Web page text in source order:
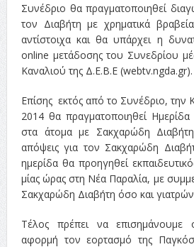
Συνέδριο θα πραγματοποιηθεί
τον Διαβήτη με χρηματικά
αντίστοιχα και θα υπάρχει η
online μετάδοσης του Συνεδρίου
Καναλιού της Δ.Ε.Β.Ε (webtv.ngda.gr).
Επίσης εκτός από το Συνέδριο, την
2014 θα πραγματοποιηθεί
στα άτομα με Σακχαρώδη
απόψεις για τον Σακχαρώδη
ημερίδα θα προηγηθεί
μίας ώρας στη Νέα Παραλία, με
Σακχαρώδη Διαβήτη όσο και
Τέλος πρέπει να επισημάνουμε
αφορμή τον εορτασμό της